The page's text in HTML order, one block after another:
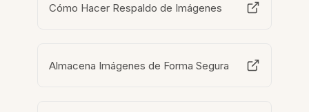
Cómo Hacer Respaldo de Imágenes
Almacena Imágenes de Forma Segura